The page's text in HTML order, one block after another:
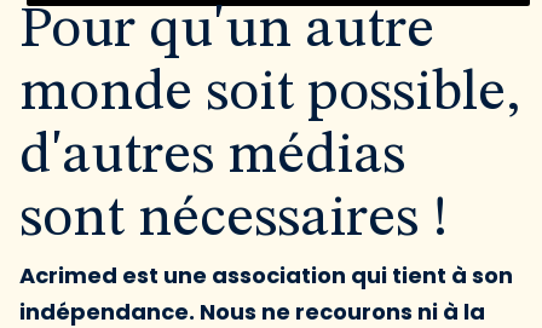
Pour qu'un autre
monde soit possible,
d'autres médias
sont nécessaires !
Acrimed est une association qui tient à son
indépendance. Nous ne recourons ni à la